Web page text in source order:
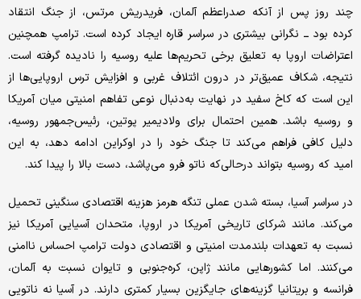
چند روز پس از آنکه صدراعظم آلمان، فریدریش مرتس، از جنگ انتقاد
کرده بود ــ نگرانی بیشتری در سراسر قاره ایجاد کرده است. ترامپ همچنین
اعتراضات اروپا به تعلیق برخی تحریم‌ها علیه روسیه را نادیده گرفته است.
نتیجه، شکاف عمیق‌تر در درون ائتلاف غربی و افزایش ترس اروپایی‌ها از
این است که کاخ سفید در نهایت به‌دنبال نوعی تفاهم امنیتی میان آمریکا
و روسیه باشد. همین احتمال برای ولادیمیر پوتین، رئیس‌جمهور روسیه،
دلیل کافی فراهم می‌کند تا جنگ خود را در اوکراین ادامه دهد، به این
امید که روسیه بتواند درحالی‌که ناتو فرو می‌پاشد، دست بالا را پیدا کند.
در سراسر آسیا، بسته شدن عملی تنگه هرمز هزینه اقتصادی سنگینی تحمیل
می‌کند. مانند شرکای تاریخی آمریکا در اروپا، متحدان آسیایی آمریکا نیز
نسبت به تعهدات بلندمدت امنیتی و اقتصادی دولت ترامپ احساس ناامنی
می‌کنند. اما کشورهایی مانند ژاپن، کره‌جنوبی و تایوان نسبت به آلمان،
فرانسه و بریتانیا گزینه‌های جایگزین بسیار کمتری دارند. در آسیا نه ناتویی